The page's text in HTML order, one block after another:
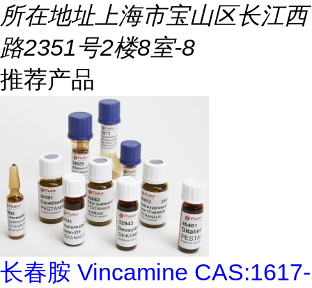
所在地址上海市宝山区长江西
路2351号2楼8室-8
推荐产品
长春胺 Vincamine CAS:1617-